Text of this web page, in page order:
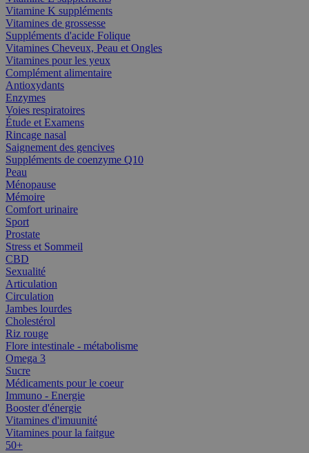
Vitamine K suppléments
Vitamines de grossesse
Suppléments d'acide Folique
Vitamines Cheveux, Peau et Ongles
Vitamines pour les yeux
Complément alimentaire
Antioxydants
Enzymes
Voies respiratoires
Étude et Examens
Rincage nasal
Saignement des gencives
Suppléments de coenzyme Q10
Peau
Ménopause
Mémoire
Comfort urinaire
Sport
Prostate
Stress et Sommeil
CBD
Sexualité
Articulation
Circulation
Jambes lourdes
Cholestérol
Riz rouge
Flore intestinale - métabolisme
Omega 3
Sucre
Médicaments pour le coeur
Immuno - Energie
Booster d'énergie
Vitamines d'imuunité
Vitamines pour la faitgue
50+